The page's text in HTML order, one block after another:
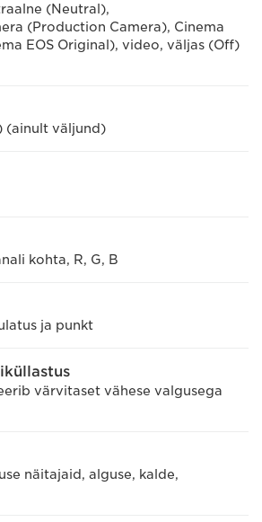
(Neutral),
(Production Camera), Cinema
EOS Original), video, väljas (Off)
(ainult väljund)
kohta, R, G, B
ja punkt
värvitaset vähese valgusega
näitajaid, alguse, kalde,